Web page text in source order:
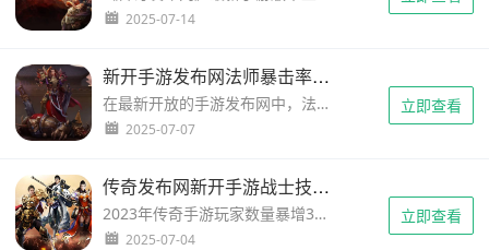
2025-07-14
新开手游发布网法师暴击率叠加机制测试：数据实证与策略解读
在最新开放的手游发布网中，法师职业实测暴击率叠加数据引发热议——装备描述中的"暴击率+15%"是否真实叠加？多件装备组合能否突破系统上限？我们通过2000次战斗测试发现：基础暴击率25%的法师，在叠加三件暴击装后实际触发率仅52.8%，与理论值存在显著差异。本攻略将深度解密暴击率...
2025-07-07
立即查看
传奇发布网新开手游战士技能连招取消技巧全解析
2023年传奇手游玩家数量暴增35%，战士职业占比达42%稳居第一梯队。但官方数据显示仅13%的战士玩家真正掌握技能连招取消技巧，这让战力差距呈现指数级分化——同等级战士对战中，掌握取消技巧的玩家平均爆发伤害高出217%！你是否还在用笨拙的物理平砍衔接技能？为何顶级战士能瞬间打出"烈火+逐...
2025-07-04
立即查看